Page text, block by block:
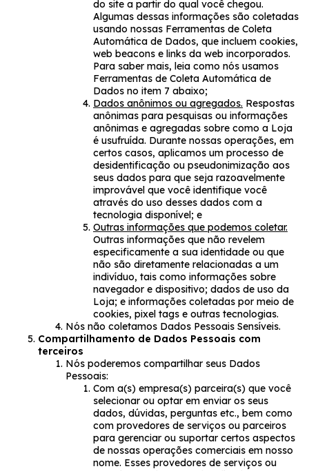
do site a partir do qual você chegou.
Algumas dessas informações são coletadas
usando nossas Ferramentas de Coleta
Automática de Dados, que incluem cookies,
web beacons e links da web incorporados.
Para saber mais, leia como nós usamos
Ferramentas de Coleta Automática de
Dados no item 7 abaixo;
Dados anônimos ou agregados. Respostas
anônimas para pesquisas ou informações
anônimas e agregadas sobre como a Loja
é usufruída. Durante nossas operações, em
certos casos, aplicamos um processo de
desidentificação ou pseudonimização aos
seus dados para que seja razoavelmente
improvável que você identifique você
através do uso desses dados com a
tecnologia disponível; e
Outras informações que podemos coletar.
Outras informações que não revelem
especificamente a sua identidade ou que
não são diretamente relacionadas a um
indivíduo, tais como informações sobre
navegador e dispositivo; dados de uso da
Loja; e informações coletadas por meio de
cookies, pixel tags e outras tecnologias.
Nós não coletamos Dados Pessoais Sensíveis.
Compartilhamento de Dados Pessoais com
terceiros
Nós poderemos compartilhar seus Dados
Pessoais:
Com a(s) empresa(s) parceira(s) que você
selecionar ou optar em enviar os seus
dados, dúvidas, perguntas etc., bem como
com provedores de serviços ou parceiros
para gerenciar ou suportar certos aspectos
de nossas operações comerciais em nosso
nome. Esses provedores de serviços ou